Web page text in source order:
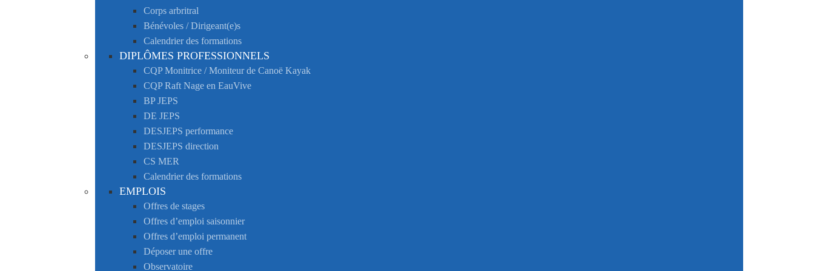
Corps arbritral
Bénévoles / Dirigeant(e)s
Calendrier des formations
DIPLÔMES PROFESSIONNELS
CQP Monitrice / Moniteur de Canoë Kayak
CQP Raft Nage en EauVive
BP JEPS
DE JEPS
DESJEPS performance
DESJEPS direction
CS MER
Calendrier des formations
EMPLOIS
Offres de stages
Offres d’emploi saisonnier
Offres d’emploi permanent
Déposer une offre
Observatoire